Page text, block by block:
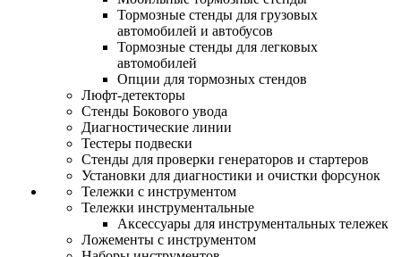
Тормозные стенды для грузовых
автомобилей и автобусов
Тормозные стенды для легковых
автомобилей
Опции для тормозных стендов
Люфт-детекторы
Стенды Бокового увода
Диагностические линии
Тестеры подвески
Стенды для проверки генераторов и стартеров
Установки для диагностики и очистки форсунок
Тележки с инструментом
Тележки инструментальные
Аксессуары для инструментальных тележек
Ложементы с инструментом